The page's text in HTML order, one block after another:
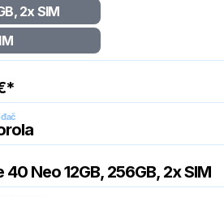
2x SIM
40 Neo 12GB, 256GB, 2x SIM